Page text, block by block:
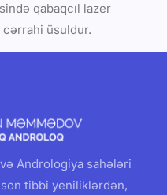
qabaqcıl lazer
üsuldur.
Andrologiya sahələri
tibbi yeniliklərdən,